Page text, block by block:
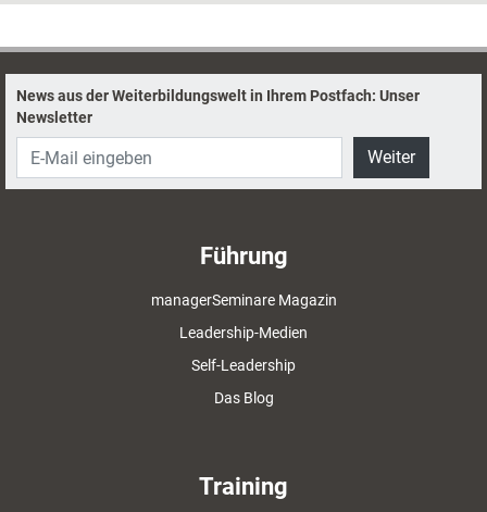
News aus der Weiterbildungswelt in Ihrem Postfach: Unser
Newsletter
Weiter
Führung
managerSeminare Magazin
Leadership-Medien
Self-Leadership
Das Blog
Training